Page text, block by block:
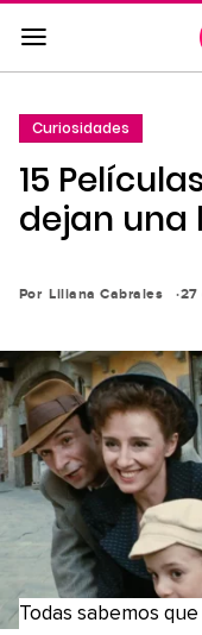
Saltar
al
contenido
la
navegación
Curiosidades
15
dejan una
Por Liliana Cabrales 27
Todas sabemos